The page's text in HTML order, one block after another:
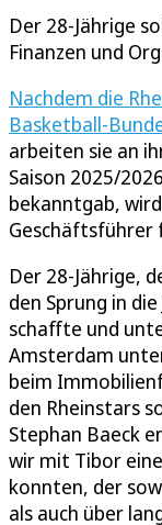
Der 28-Jährige
Finanzen und
Nachdem die
Basketball-
arbeiten sie an
Saison 2025/
bekanntgab,
Geschäftsführer
Der 28-Jährige,
den Sprung in
schaffte und
Amsterdam
beim
den Rheinstars
Stephan Baeck
wir mit Tibor
konnten, der
als auch über